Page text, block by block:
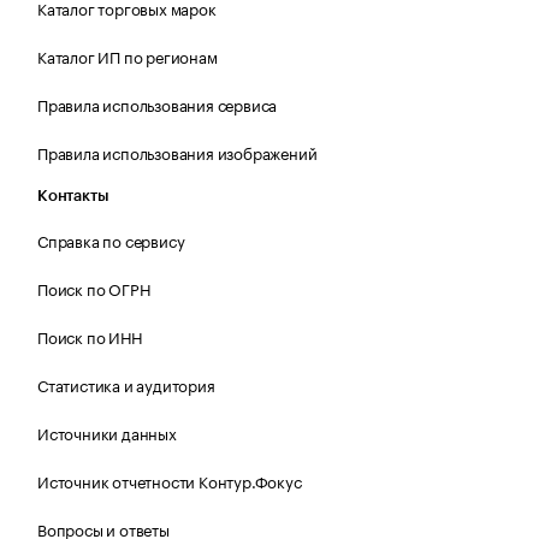
Каталог торговых марок
Каталог ИП по регионам
Правила использования сервиса
Правила использования изображений
Контакты
Справка по сервису
Поиск по ОГРН
Поиск по ИНН
Статистика и аудитория
Источники данных
Источник отчетности Контур.Фокус
Вопросы и ответы